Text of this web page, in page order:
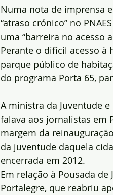
Numa nota de imprensa
“atraso crónico” no
uma “barreira no acesso
Perante o difícil acesso à
parque público de
do programa Porta 65,
A ministra da Juventude
falava aos jornalistas em
margem da
da juventude daquela
encerrada em 2012.
Em relação à Pousada de
Portalegre, que reabriu